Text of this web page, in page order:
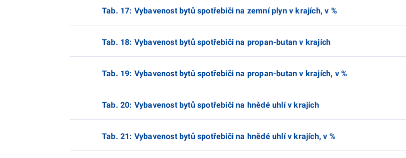
Tab. 17: Vybavenost bytů spotřebiči na zemní plyn v krajích, v %
Tab. 18: Vybavenost bytů spotřebiči na propan-butan v krajích
Tab. 19: Vybavenost bytů spotřebiči na propan-butan v krajích, v %
Tab. 20: Vybavenost bytů spotřebiči na hnědé uhlí v krajích
Tab. 21: Vybavenost bytů spotřebiči na hnědé uhlí v krajích, v %